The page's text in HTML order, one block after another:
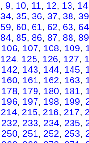
, 9, 10, 11, 12, 13, 14
34, 35, 36, 37, 38, 39
59, 60, 61, 62, 63, 64
84, 85, 86, 87, 88, 89
106, 107, 108, 109,
124, 125, 126, 127,
142, 143, 144, 145,
160, 161, 162, 163,
178, 179, 180, 181,
196, 197, 198, 199,
214, 215, 216, 217,
232, 233, 234, 235,
250, 251, 252, 253,